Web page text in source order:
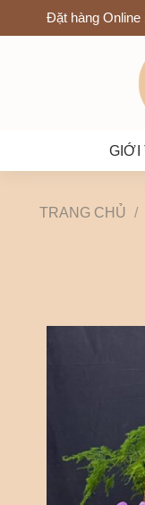
Chuyển
đến
Đặt hàng Online
GIỚI
TRANG CHỦ /